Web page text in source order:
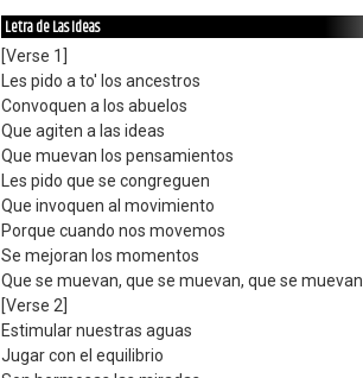
Letra de Las Ideas
[Verse 1]
Les pido a to' los ancestros
Convoquen a los abuelos
Que agiten a las ideas
Que muevan los pensamientos
Les pido que se congreguen
Que invoquen al movimiento
Porque cuando nos movemos
Se mejoran los momentos
Que se muevan, que se muevan, que se muevan
[Verse 2]
Estimular nuestras aguas
Jugar con el equilibrio